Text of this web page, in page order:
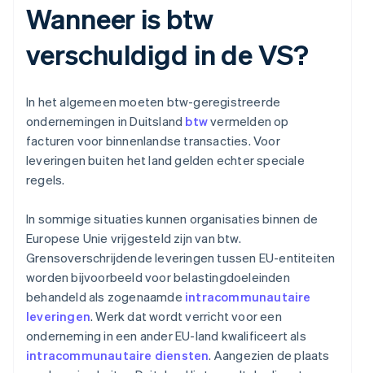
Wanneer is btw
verschuldigd in de VS?
In het algemeen moeten btw-geregistreerde
ondernemingen in Duitsland btwvermelden op
facturen voor binnenlandse transacties. Voor
leveringen buiten het land gelden echter speciale
regels.
In sommige situaties kunnen organisaties binnen de
Europese Unie vrijgesteld zijn van btw.
Grensoverschrijdende leveringen tussen EU-entiteiten
worden bijvoorbeeld voor belastingdoeleinden
behandeld als zogenaamde intracommunautaire
leveringen. Werk dat wordt verricht voor een
onderneming in een ander EU-land kwalificeert als
intracommunautaire diensten. Aangezien de plaats